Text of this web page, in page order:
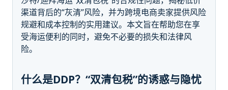
渠道背后的“灰清”风险，并为跨境电商卖家提供风险
规避和成本控制的实用建议。本文旨在帮助您在享
受海运便利的同时，避免不必要的损失和法律风
险。
什么是DDP？“双清包税”的诱惑与隐忧